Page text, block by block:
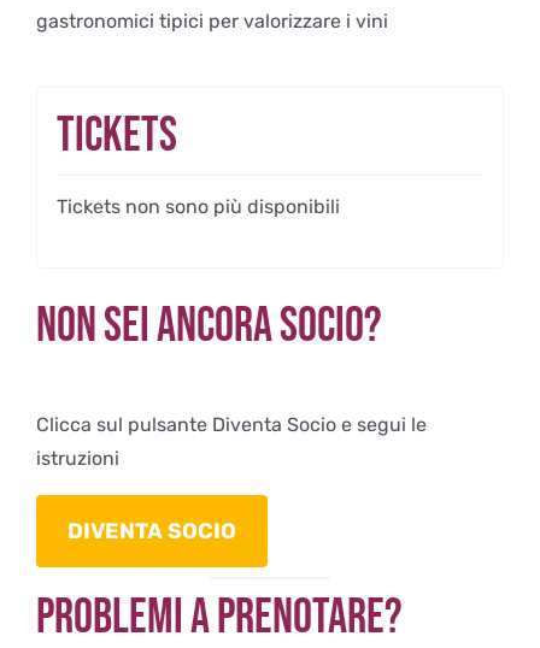
gastronomici tipici per valorizzare i vini
Tickets
Tickets non sono più disponibili
Non sei ancora Socio?
Clicca sul pulsante Diventa Socio e segui le
istruzioni
DIVENTA SOCIO
Problemi a Prenotare?